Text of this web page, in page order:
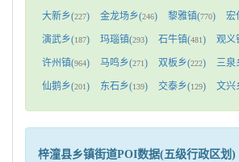
大新乡(227) 金龙场乡(246) 黎雅镇(770) 宏
演武乡(187) 玛瑙镇(293) 石牛镇(481) 观义
许州镇(964) 马鸣乡(271) 双板乡(222) 三泉
仙鹅乡(201) 东石乡(139) 交泰乡(129) 文兴
梓潼县乡镇街道POI数据(五级行政区划)